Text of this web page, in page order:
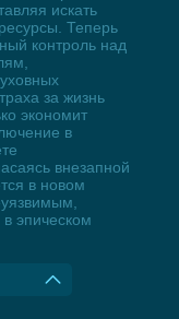
искать
Теперь
контроль над
за жизнь
экономит
в
внезапной
в новом
эпическом